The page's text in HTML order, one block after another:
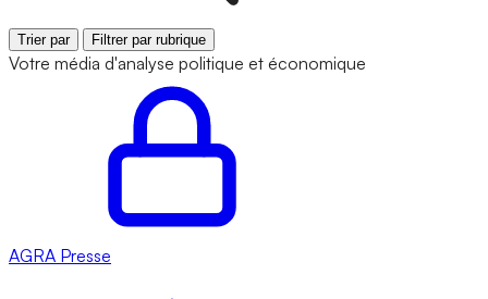
Trier par Filtrer par rubrique
Votre média d'analyse politique et économique
AGRA Presse